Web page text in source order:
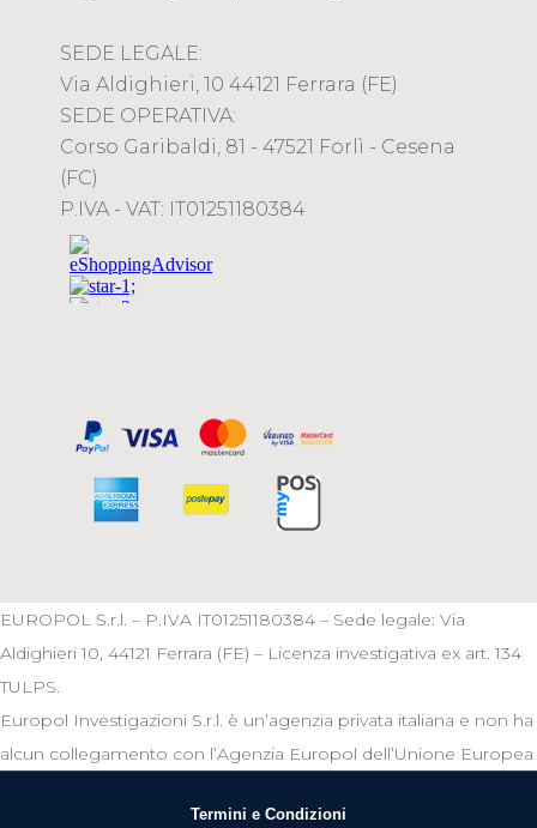
SEDE LEGALE:
Via Aldighieri, 10 44121 Ferrara (FE)
SEDE OPERATIVA:
Corso Garibaldi, 81 - 47521 Forlì - Cesena
(FC)
P.IVA - VAT: IT01251180384
EUROPOL S.r.l. – P.IVA IT01251180384 – Sede legale: Via
Aldighieri 10, 44121 Ferrara (FE) – Licenza investigativa ex art. 134
TULPS.
Europol Investigazioni S.r.l. è un’agenzia privata italiana e non ha
alcun collegamento con l’Agenzia Europol dell’Unione Europea
Termini e Condizioni